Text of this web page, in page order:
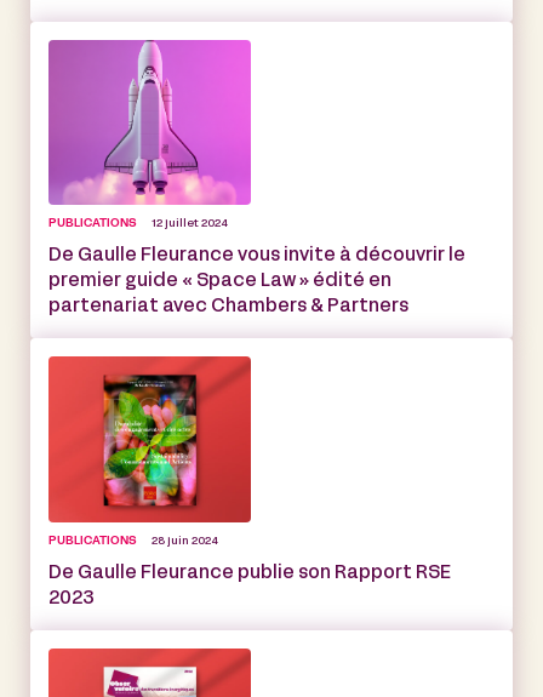
PUBLICATIONS 12 juillet 2024
De Gaulle Fleurance vous invite à découvrir le
premier guide « Space Law » édité en
partenariat avec Chambers & Partners
PUBLICATIONS 28 juin 2024
De Gaulle Fleurance publie son Rapport RSE
2023